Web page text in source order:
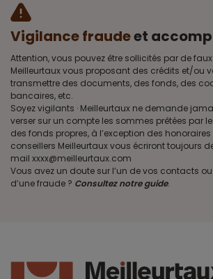
Vigilance fraudeet
Attention, vous pouvez être sollicités par de
Meilleurtaux vous proposant des crédits et/ou
transmettre des documents, des fonds, des
bancaires, etc.
Soyez vigilants · Meilleurtaux ne demande
verser sur un compte les sommes prêtées par
des fonds propres, à l’exception des honoraires
conseillers Meilleurtaux vous écriront toujours
mail xxxx@meilleurtaux.com
Vous avez un doute sur l’un de vos contacts
d’une fraude ? Consultez notre guide.